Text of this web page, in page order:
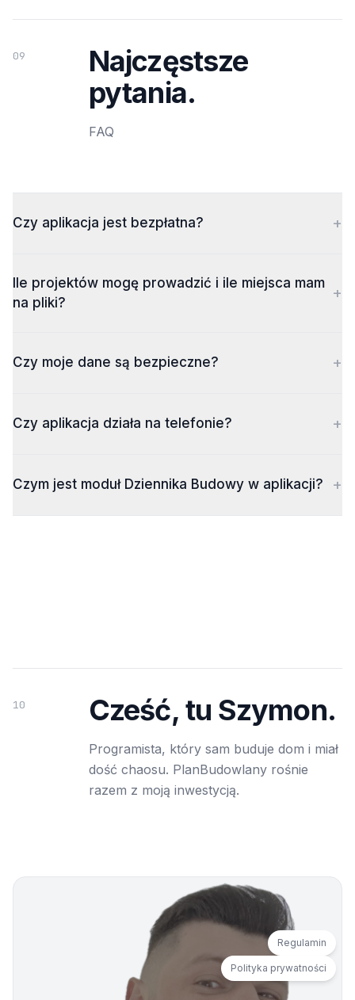
09
Najczęstsze
pytania.
FAQ
Czy aplikacja jest bezpłatna? +
Ile projektów mogę prowadzić i ile miejsca mam
na pliki?
+
Czy moje dane są bezpieczne? +
Czy aplikacja działa na telefonie? +
Czym jest moduł Dziennika Budowy w aplikacji? +
10 Cześć, tu Szymon.
Programista, który sam buduje dom i miał
dość chaosu. PlanBudowlany rośnie
razem z moją inwestycją.
Regulamin
Polityka prywatności